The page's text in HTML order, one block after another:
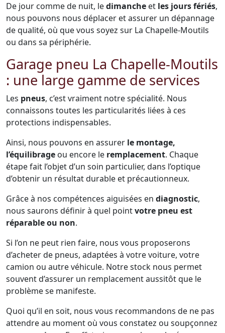
De jour comme de nuit, ledimanche et les jours fériés,
nous pouvons nous déplacer et assurer un dépannage
de qualité, où que vous soyez sur La Chapelle-Moutils
ou dans sa périphérie.
Garage pneu La Chapelle-Moutils
: une large gamme de services
Les pneus, c’est vraiment notre spécialité. Nous
connaissons toutes les particularités liées à ces
protections indispensables.
Ainsi, nous pouvons en assurer le montage,
l’équilibrage ou encore le remplacement. Chaque
étape fait l’objet d’un soin particulier, dans l’optique
d’obtenir un résultat durable et précautionneux.
Grâce à nos compétences aiguisées en diagnostic,
nous saurons définir à quel pointvotre pneu est
réparable ou non.
Si l’on ne peut rien faire, nous vous proposerons
d’acheter de pneus, adaptées à votre voiture, votre
camion ou autre véhicule. Notre stock nous permet
souvent d’assurer un remplacement aussitôt que le
problème se manifeste.
Quoi qu’il en soit, nous vous recommandons de ne pas
attendre au moment où vous constatez ou soupçonnez